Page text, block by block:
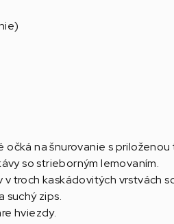
na šnurovanie s
so strieborným lemovaním.
troch kaskádovitých vrstvách
suchý zips.
hviezdy.